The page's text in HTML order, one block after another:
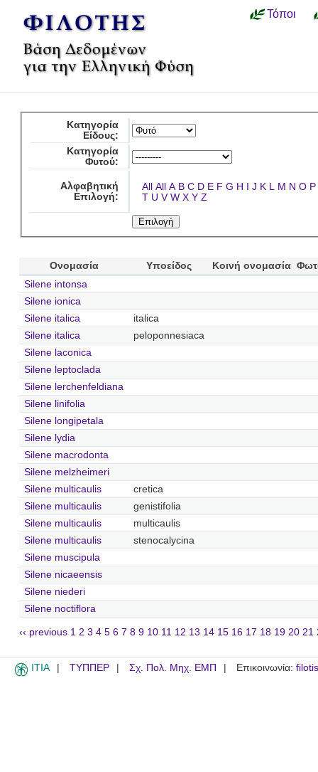
Τόποι
Κατηγορία
Είδους:
Κατηγορία
Φυτού:
Αλφαβητική
Επιλογή:
All All A B C D E F G H I J K L M N O P
T U V W X Y Z
Ονομασία Υποείδος Κοινή ονομασία
Silene intonsa
Silene ionica
Silene italica
italica
Silene italica
peloponnesiaca
Silene laconica
Silene leptoclada
Silene lerchenfeldiana
Silene linifolia
Silene longipetala
Silene lydia
Silene macrodonta
Silene melzheimeri
Silene multicaulis
cretica
Silene multicaulis
genistifolia
Silene multicaulis
multicaulis
Silene multicaulis
stenocalycina
Silene muscipula
Silene nicaeensis
Silene niederi
Silene noctiflora
‹‹ previous 1 2 3 4 5 6 7 8 9 10 11 12 13 14 15 16 17 18 19 20 21
ITIA ΤΥΠΠΕΡ Σχ. Πολ. Μηχ. ΕΜΠ Επικοινωνία: